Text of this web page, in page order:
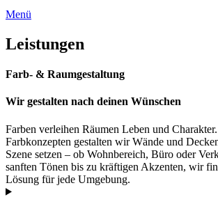
Menü
Leistungen
Farb- & Raumgestaltung
Wir gestalten nach deinen Wünschen
Farben verleihen Räumen Leben und
Farbkonzepten gestalten wir Wände und
Szene setzen – ob Wohnbereich, Büro oder
sanften Tönen bis zu kräftigen Akzenten, wir
Lösung für jede Umgebung.